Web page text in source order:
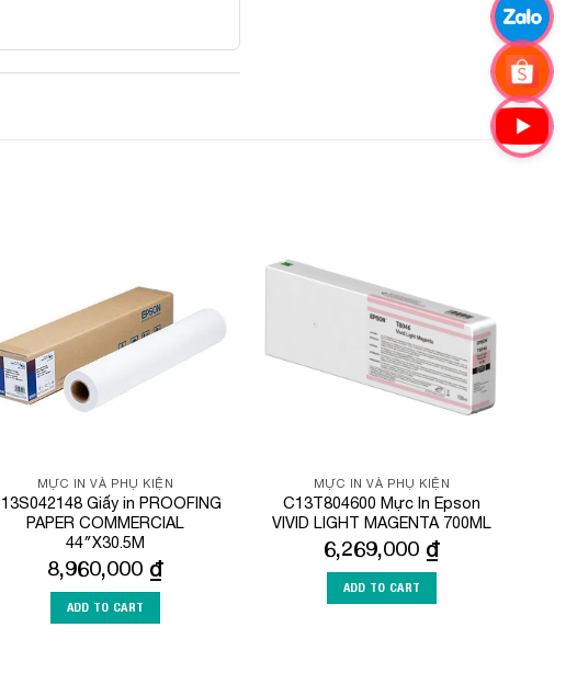
MỰC IN VÀ PHỤ KIỆN
Giấy in PROOFING
PAPER COMMERCIAL
44″X30.5M
8,960,000 ₫
ADD TO CART
MỰC IN VÀ PHỤ KIỆN
C13T804600 Mực In Epson
VIVID LIGHT MAGENTA 700ML
6,269,000 ₫
ADD TO CART